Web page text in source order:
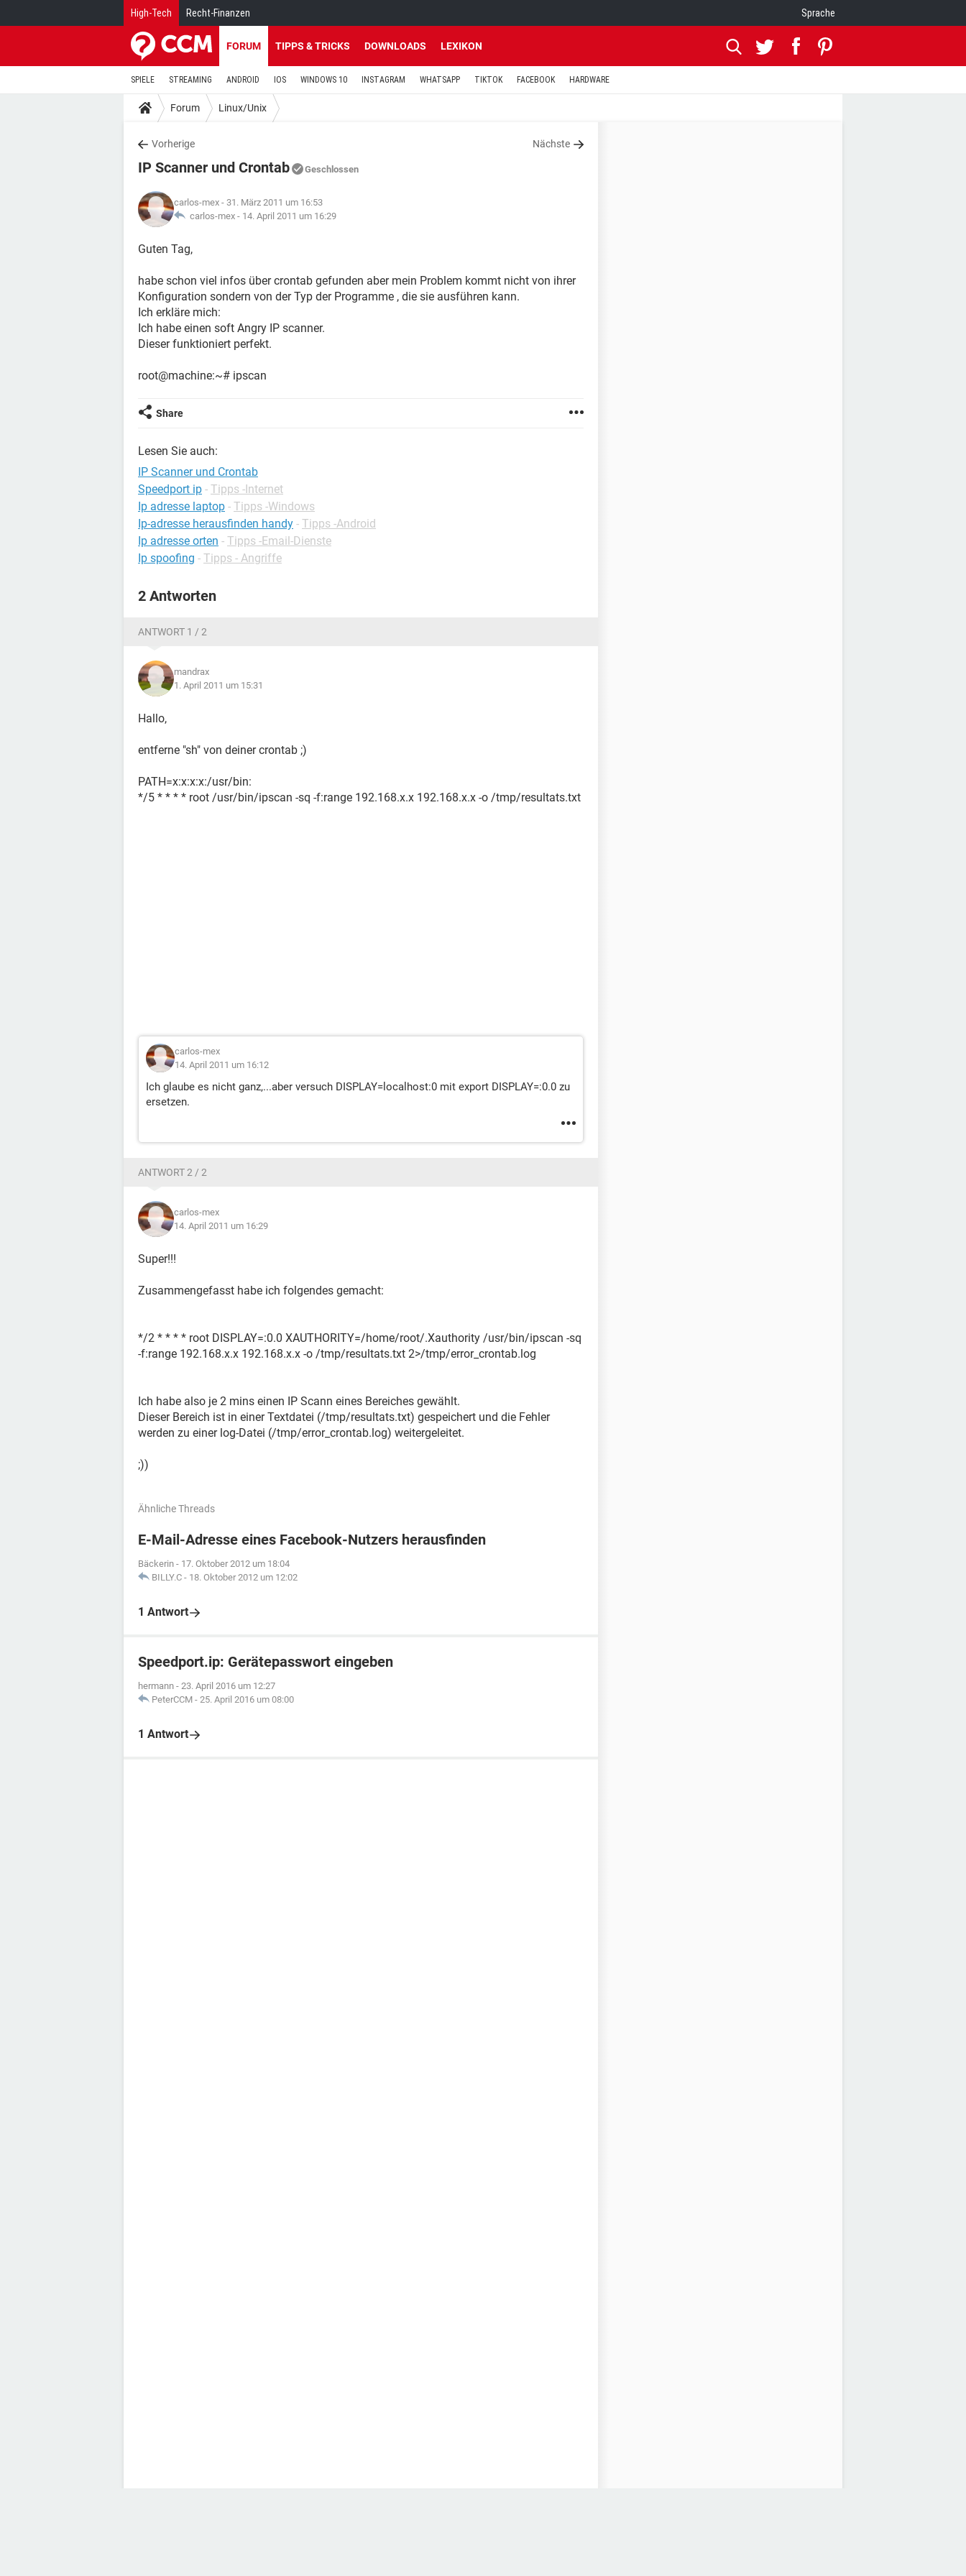
High-Tech Recht-Finanzen Sprache
FORUM TIPPS & TRICKS DOWNLOADS LEXIKON
SPIELE STREAMING ANDROID IOS WINDOWS 10 INSTAGRAM WHATSAPP TIKTOK FACEBOOK HARDWARE
Forum Linux/Unix
Vorherige Nächste
IP Scanner und Crontab Geschlossen
carlos-mex - 31. März 2011 um 16:53
carlos-mex - 14. April 2011 um 16:29
Guten Tag,
habe schon viel infos über crontab gefunden aber mein Problem kommt nicht von ihrer
Konfiguration sondern von der Typ der Programme , die sie ausführen kann.
Ich erkläre mich:
Ich habe einen soft Angry IP scanner.
Dieser funktioniert perfekt.
root@machine:~# ipscan
Share
Lesen Sie auch:
IP Scanner und Crontab
Speedport ip - Tipps -Internet
Ip adresse laptop - Tipps -Windows
Ip-adresse herausfinden handy - Tipps -Android
Ip adresse orten - Tipps -Email-Dienste
Ip spoofing - Tipps - Angriffe
2 Antworten
ANTWORT 1 / 2
mandrax
1. April 2011 um 15:31
Hallo,
entferne "sh" von deiner crontab ;)
PATH=x:x:x:x:/usr/bin:
*/5 * * * * root /usr/bin/ipscan -sq -f:range 192.168.x.x 192.168.x.x -o /tmp/resultats.txt
carlos-mex
14. April 2011 um 16:12
Ich glaube es nicht ganz,...aber versuch DISPLAY=localhost:0 mit export DISPLAY=:0.0 zu
ersetzen.
ANTWORT 2 / 2
carlos-mex
14. April 2011 um 16:29
Super!!!
Zusammengefasst habe ich folgendes gemacht:
*/2 * * * * root DISPLAY=:0.0 XAUTHORITY=/home/root/.Xauthority /usr/bin/ipscan -sq
-f:range 192.168.x.x 192.168.x.x -o /tmp/resultats.txt 2>/tmp/error_crontab.log
Ich habe also je 2 mins einen IP Scann eines Bereiches gewählt.
Dieser Bereich ist in einer Textdatei (/tmp/resultats.txt) gespeichert und die Fehler
werden zu einer log-Datei (/tmp/error_crontab.log) weitergeleitet.
;))
Ähnliche Threads
E-Mail-Adresse eines Facebook-Nutzers herausfinden
Bäckerin - 17. Oktober 2012 um 18:04
BILLY.C - 18. Oktober 2012 um 12:02
1 Antwort
Speedport.ip: Gerätepasswort eingeben
hermann - 23. April 2016 um 12:27
PeterCCM - 25. April 2016 um 08:00
1 Antwort